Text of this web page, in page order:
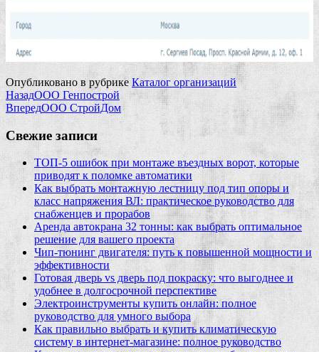
Опубликовано в рубрикеКаталог организаций
НазадООО Генпострой
ВпередООО СтройДом
Свежие записи
ТОП-5 ошибок при монтаже въездных ворот, которые
приводят к поломке автоматики
Как выбрать монтажную лестницу под тип опоры и
класс напряжения ВЛ: практическое руководство для
снабженцев и прорабов
Аренда автокрана 32 тонны: как выбрать оптимальное
решение для вашего проекта
Чип‑тюнинг двигателя: путь к повышенной мощности и
эффективности
Готовая дверь vs дверь под покраску: что выгоднее и
удобнее в долгосрочной перспективе
Электроинструменты купить онлайн: полное
руководство для умного выбора
Как правильно выбрать и купить климатическую
систему в интернет‑магазине: полное руководство